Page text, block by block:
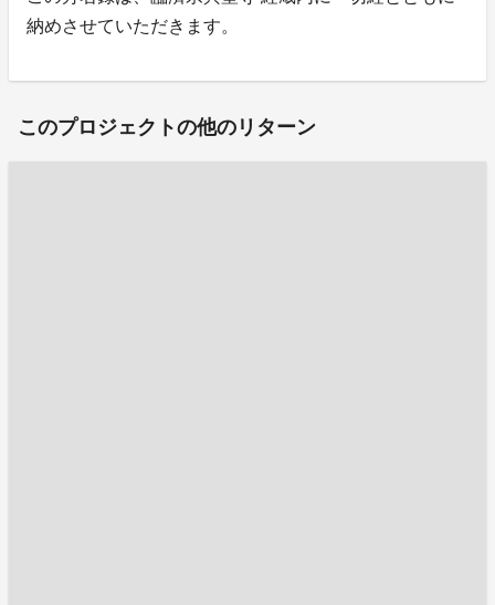
納めさせていただきます。
このプロジェクトの他のリターン